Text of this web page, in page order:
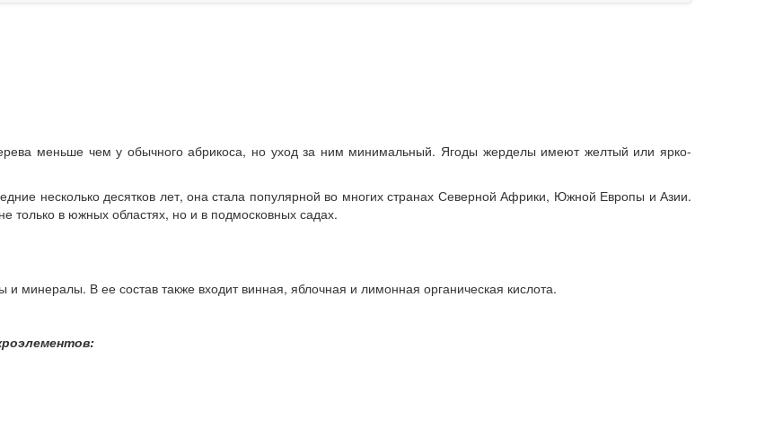
меньше чем у обычного абрикоса, но уход за ним минимальный. Ягоды жерделы имеют желтый или ярко-
несколько десятков лет, она стала популярной во многих странах Северной Африки, Южной Европы и Азии.
только в южных областях, но и в подмосковных садах.
минералы. В ее состав также входит винная, яблочная и лимонная органическая кислота.